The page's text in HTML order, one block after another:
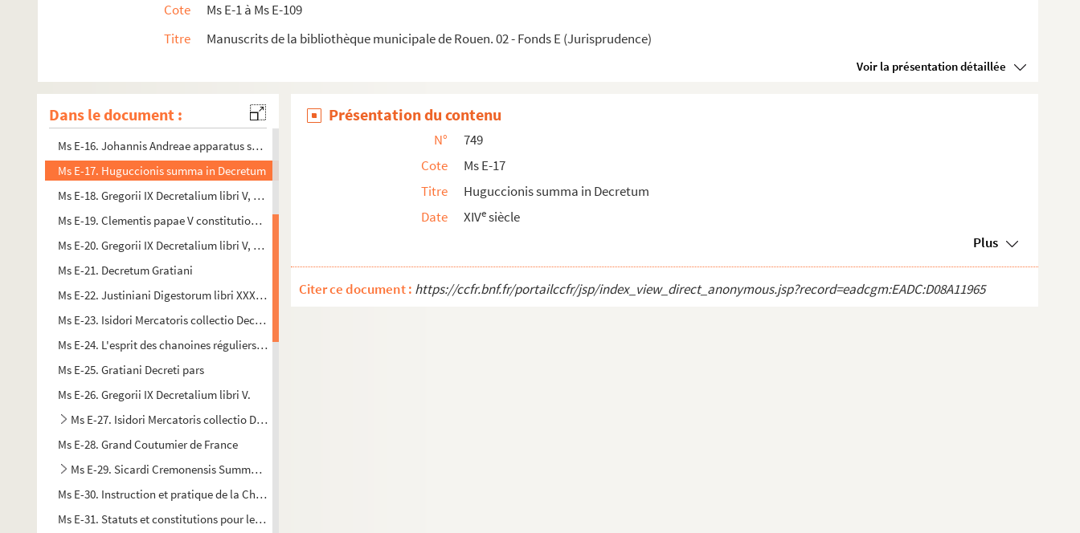
Cote
Ms E-1 à Ms E-109
Titre
Manuscrits de la bibliothèque municipale de Rouen. 02 - Fonds E (Jurisprudence)
Voir la présentation détaillée
Dans le document :
Ms E-12. Guidonis de Baisio. Apparatus sexti libri Decretalium, etc.
Ms E-14. Gregorii IX Decretalium libri V, cum glossis
Ms E-15. Justiniani Codicis libri IX priores
Ms E-16. Johannis Andreae apparatus super VI libro Decretalium
Ms E-17. Huguccionis summa in Decretum
Ms E-18. Gregorii IX Decretalium libri V, cum glossis
Ms E-19. Clementis papae V constitutiones, cum glossa Joannis Andreae
Ms E-20. Gregorii IX Decretalium libri V, cum glossis
Ms E-21. Decretum Gratiani
Ms E-22. Justiniani Digestorum libri XXXIX-L. (Digestum novum)
Ms E-23. Isidori Mercatoris collectio Decretalium
Ms E-24. L'esprit des chanoines réguliers, retracé sur la règle de saint Augustin, sur ses écrits et sur les ...
Ms E-25. Gratiani Decreti pars
Ms E-26. Gregorii IX Decretalium libri V.
Ms E-27. Isidori Mercatoris collectio Decretalium
Ms E-28. Grand Coutumier de France
Ms E-29. Sicardi Cremonensis Summa super Decretum Gratiani, etc.
Ms E-30. Instruction et pratique de la Chambre de la Tournelle du Parlement de Paris, faite aux mois de septe...
Ms E-31. Statuts et constitutions pour les religieuses de l'Hostel-Dieu de Paris
Présentation du contenu
N°
749
Cote
Ms E-17
Titre
Huguccionis summa in Decretum
Date
XIVesiècle
Plus
Citer ce document : https://ccfr.bnf.fr/portailccfr/jsp/index_view_direct_anonymous.jsp?record=eadcgm:EADC:D08A11965